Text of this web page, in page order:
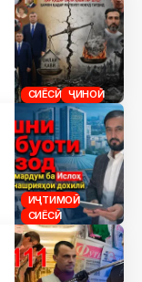
СИЁСӢ ҶИНОӢ
ИҶТИМОӢ
СИЁСӢ